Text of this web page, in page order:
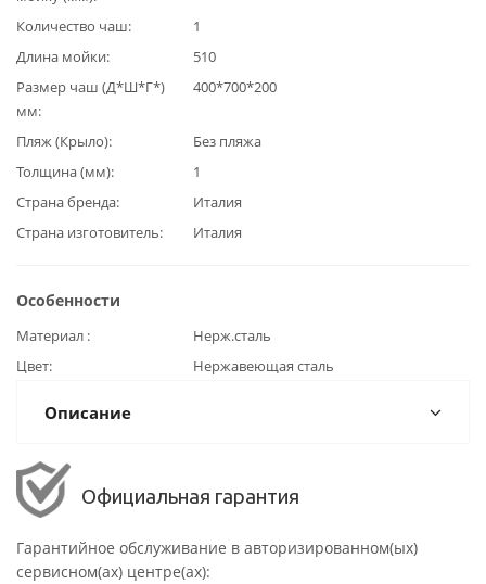
Количество чаш
1
Длина мойки
510
Размер чаш (Д*Ш*Г*)
мм
400*700*200
Пляж (Крыло)
Без пляжа
Толщина (мм)
1
Страна бренда
Италия
Страна изготовитель
Италия
Особенности
Материал
Нерж.сталь
Цвет
Нержавеющая сталь
Описание
Официальная гарантия
Гарантийное обслуживание в авторизированном(ых)
сервисном(ах) центре(ах):